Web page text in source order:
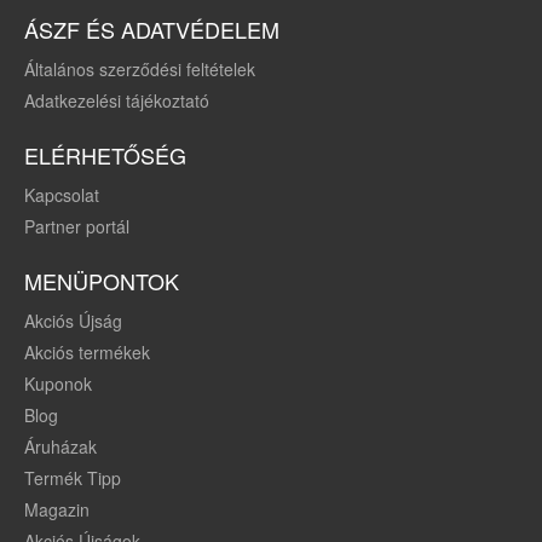
ÁSZF ÉS ADATVÉDELEM
Általános szerződési feltételek
Adatkezelési tájékoztató
ELÉRHETŐSÉG
Kapcsolat
Partner portál
MENÜPONTOK
Akciós Újság
Akciós termékek
Kuponok
Blog
Áruházak
Termék Tipp
Magazin